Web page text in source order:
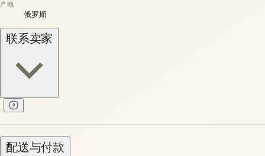
产地
俄罗斯
联系卖家
配送与付款